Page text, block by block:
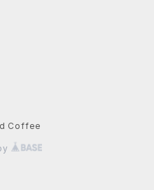
Coffee